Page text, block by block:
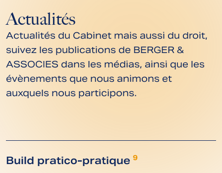
Actualités
Actualités du Cabinet mais aussi du droit,
suivez les publications de BERGER &
ASSOCIES dans les médias, ainsi que les
évènements que nous animons et
auxquels nous participons.
Build pratico-pratique 9